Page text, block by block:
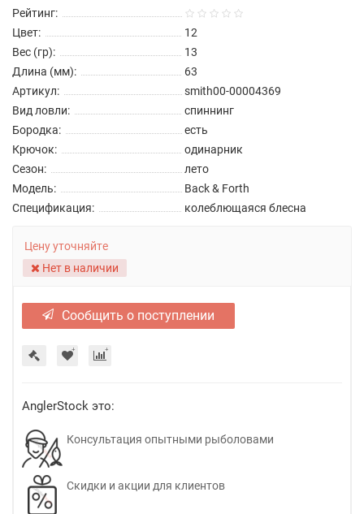
Рейтинг:
Цвет:
12
Вес (гр):
13
Длина (мм):
63
Артикул:
smith00-00004369
Вид ловли:
спиннинг
Бородка:
есть
Крючок:
одинарник
Сезон:
лето
Модель:
Back & Forth
Спецификация:
колеблющаяся блесна
Цену уточняйте
Нет в наличии
Сообщить о поступлении
AnglerStock это:
Консультация опытными рыболовами
Скидки и акции для клиентов